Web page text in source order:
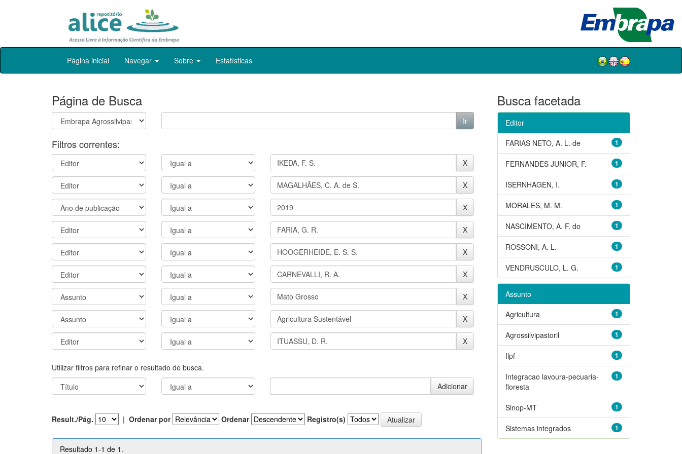
Skip
Página inicial Navegar Sobre Estatísticas
Página de Busca
Filtros correntes:
Utilizar filtros para refinar o resultado de busca.
Result./Pág. | Ordenar por Ordenar Registro(s)
Resultado 1-1 de 1.
Busca facetada
Editor
1
FARIAS NETO, A. L. de
1
FERNANDES JUNIOR, F.
1
ISERNHAGEN, I.
1
MORALES, M. M.
1
NASCIMENTO, A. F. do
1
ROSSONI, A. L.
1
VENDRUSCULO, L. G.
Assunto
1
Agricultura
1
Agrossilvipastoril
1
Ilpf
1
Integracao lavoura-pecuaria-
floresta
1
Sinop-MT
1
Sistemas integrados